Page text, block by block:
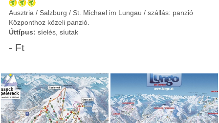
Ausztria / Salzburg / St. Michael im Lungau / szállás: panzió
Központhoz közeli panzió.
Úttípus: síelés, síutak
- Ft